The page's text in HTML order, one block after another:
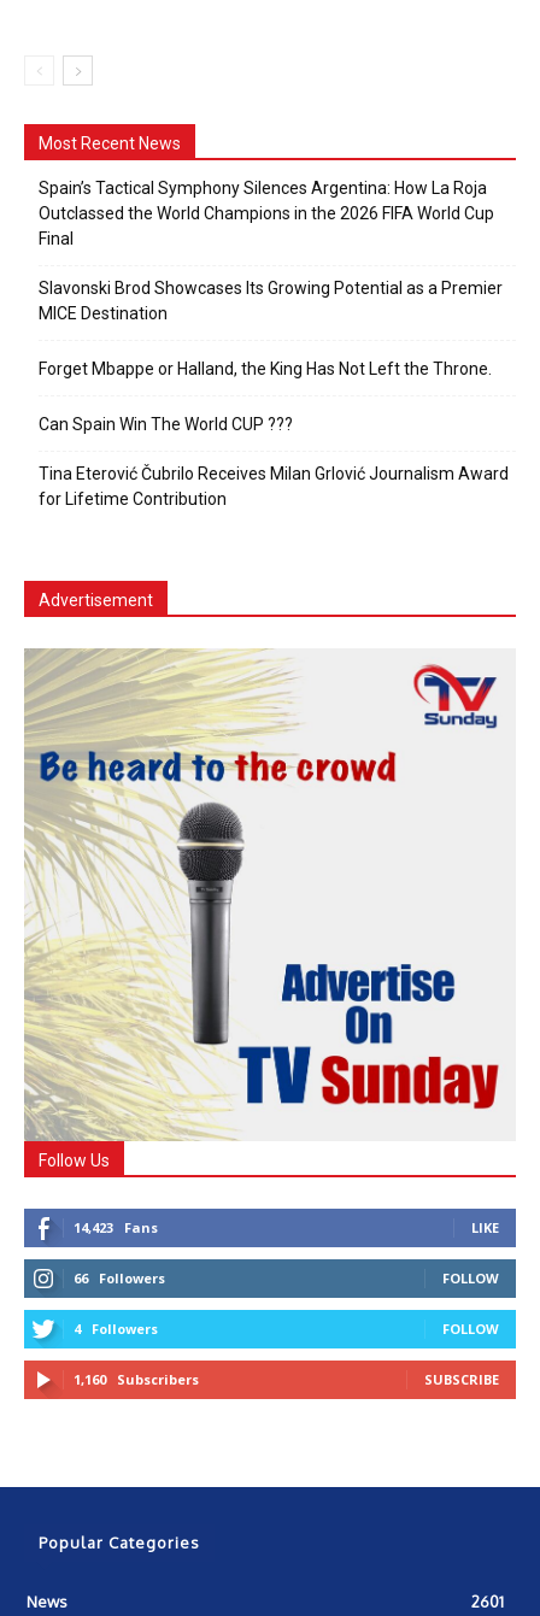
Most Recent News
Spain’s Tactical Symphony Silences Argentina: How La Roja
Outclassed the World Champions in the 2026 FIFA World Cup
Final
Slavonski Brod Showcases Its Growing Potential as a Premier
MICE Destination
Forget Mbappe or Halland, the King Has Not Left the Throne.
Can Spain Win The World CUP ???
Tina Eterović Čubrilo Receives Milan Grlović Journalism Award
for Lifetime Contribution
Advertisement
Follow Us
14,423 Fans LIKE
66 Followers FOLLOW
4 Followers FOLLOW
1,160 Subscribers SUBSCRIBE
Popular Categories
News
2601